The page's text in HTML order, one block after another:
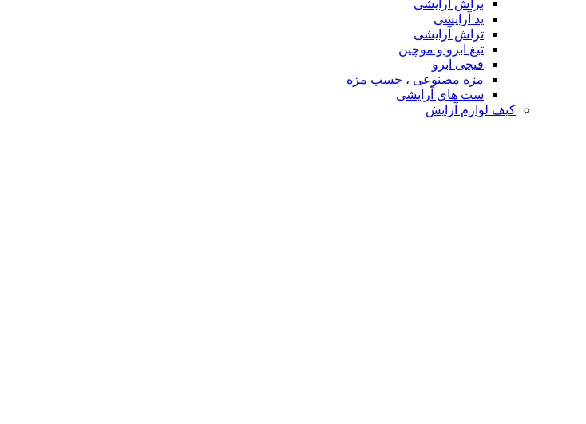
براش آرایشی
پد آرایشی
تراش آرایشی
تیغ ابرو و موچین
قیچی ابرو
مژه مصنوعی ، چسب مژه
ست های آرایشی
کیف لوازم آرایش